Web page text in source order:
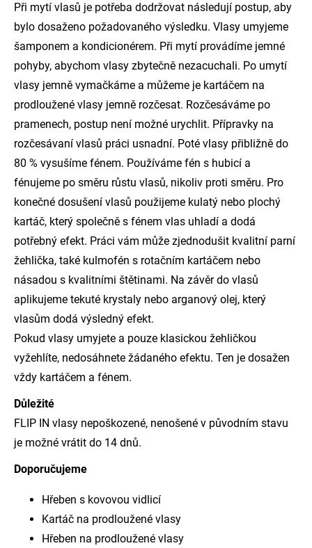
Při mytí vlasů je potřeba dodržovat následují postup, aby
bylo dosaženo požadovaného výsledku. Vlasy umyjeme
šamponem a kondicionérem. Při mytí provádíme jemné
pohyby, abychom vlasy zbytečně nezacuchali. Po umytí
vlasy jemně vymačkáme a můžeme je kartáčem na
prodloužené vlasy jemně rozčesat. Rozčesáváme po
pramenech, postup není možné urychlit. Přípravky na
rozčesávaní vlasů práci usnadní. Poté vlasy přibližně do
80 % vysušíme fénem. Používáme fén s hubicí a
fénujeme po směru růstu vlasů, nikoliv proti směru. Pro
konečné dosušení vlasů použijeme kulatý nebo plochý
kartáč, který společně s fénem vlas uhladí a dodá
potřebný efekt. Práci vám může zjednodušit kvalitní parní
žehlička, také kulmofén s rotačním kartáčem nebo
násadou s kvalitními štětinami. Na závěr do vlasů
aplikujeme tekuté krystaly nebo arganový olej, který
vlasům dodá výsledný efekt.
Pokud vlasy umyjete a pouze klasickou žehličkou
vyžehlíte, nedosáhnete žádaného efektu. Ten je dosažen
vždy kartáčem a fénem.
Důležité
FLIP IN vlasy nepoškozené, nenošené v původním stavu
je možné vrátit do 14 dnů.
Doporučujeme
Hřeben s kovovou vidlicí
Kartáč na prodloužené vlasy
Hřeben na prodloužené vlasy